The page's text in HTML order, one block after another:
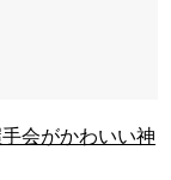
会がかわいい神